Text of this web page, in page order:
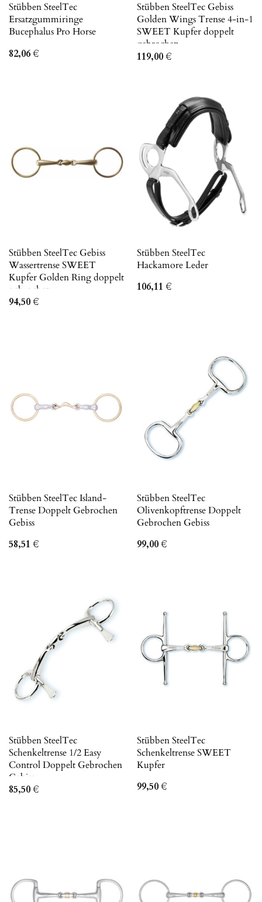
Stübben SteelTec
Ersatzgummiringe
Bucephalus Pro Horse
82,06€
Stübben SteelTec Gebiss
Golden Wings Trense 4-in-1
SWEET Kupfer doppelt
gebrochen
119,00€
Stübben SteelTec Gebiss
Wassertrense SWEET
Kupfer Golden Ring doppelt
gebrochen
94,50€
Stübben SteelTec
Hackamore Leder
106,11 €
Stübben SteelTec Island-
Trense Doppelt Gebrochen
Gebiss
58,51 €
Stübben SteelTec
Olivenkopftrense Doppelt
Gebrochen Gebiss
99,00€
Stübben SteelTec
Schenkeltrense 1/2 Easy
Control Doppelt Gebrochen
Gebiss
85,50€
Stübben SteelTec
Schenkeltrense SWEET
Kupfer
99,50€